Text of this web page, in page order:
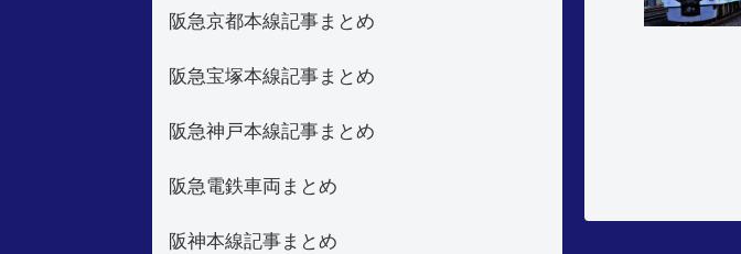
阪急京都本線記事まとめ
阪急宝塚本線記事まとめ
阪急神戸本線記事まとめ
阪急電鉄車両まとめ
阪神本線記事まとめ